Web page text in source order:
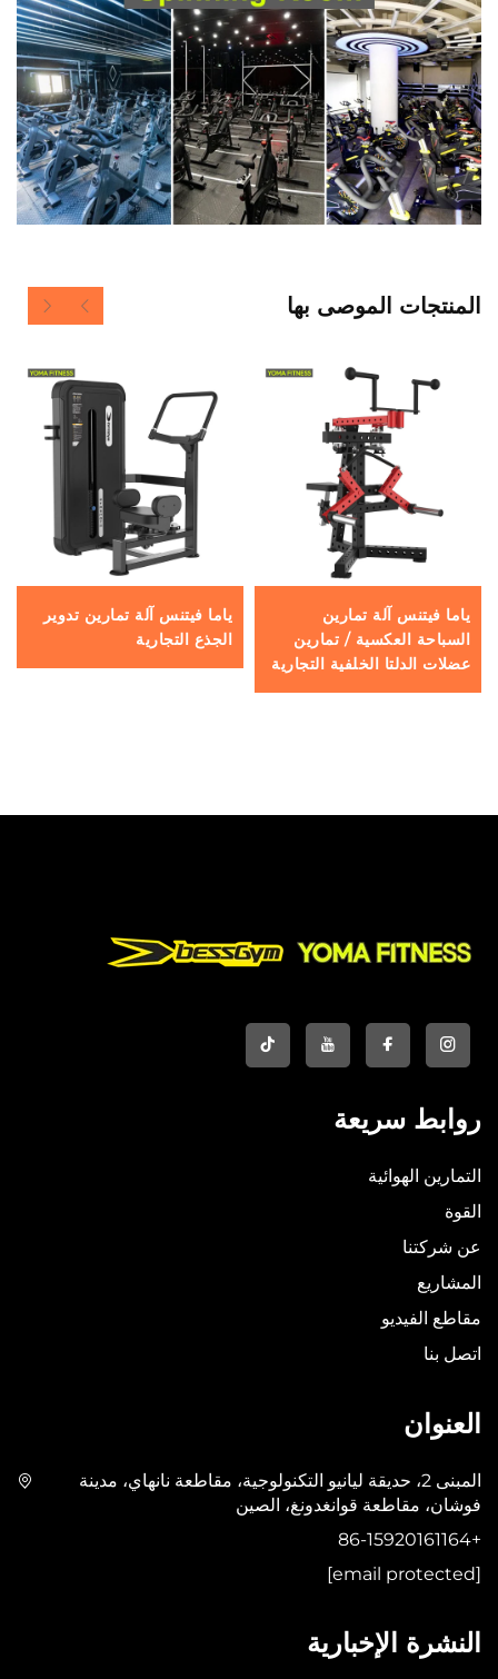
المنتجات الموصى بها
ياما فيتنس آلة تمارين
السباحة العكسية / تمارين
عضلات الدلتا الخلفية التجارية
ياما فيتنس آلة تمارين تدوير
الجذع التجارية
روابط سريعة
التمارين الهوائية
القوة
عن شركتنا
المشاريع
مقاطع الفيديو
اتصل بنا
العنوان
المبنى 2، حديقة ليانيو التكنولوجية، مقاطعة نانهاي، مدينة
فوشان، مقاطعة قوانغدونغ، الصين
+86-15920161164
[email protected]
النشرة الإخبارية